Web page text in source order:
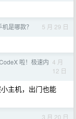
是哪款？ 5 月 29 日
啦！极速内 4 月
12 日
主机，出门也能
3 月 20 日